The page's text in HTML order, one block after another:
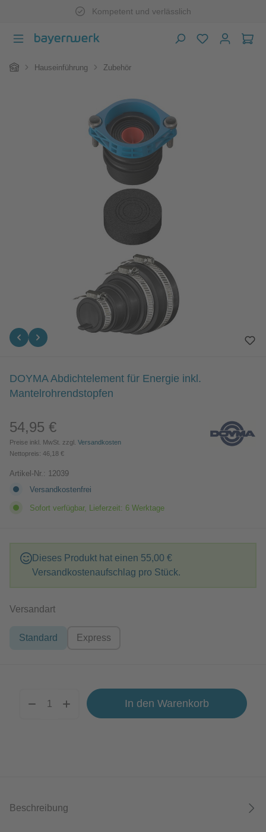
Zum Hauptinhalt springenKompetent und verlässlich
HomeHauseinführung Zubehör
DOYMA Abdichtelement für Energie inkl.
Mantelrohrendstopfen
Regulärer Preis:
54,95 €
Preise inkl. MwSt. zzgl. Versandkosten
Nettopreis: 46,18 €
Artikel-Nr.: 12039
Versandkostenfrei
Sofort verfügbar, Lieferzeit: 6 Werktage
Dieses Produkt hat einen 55,00 €
Versandkostenaufschlag pro Stück.
Versandartauswählen
Standard Express
In den Warenkorb
Beschreibung